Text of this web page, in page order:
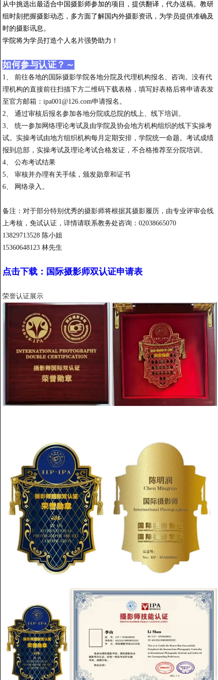
从中挑选出最适合中国摄影师参加的项目，提供翻译，代办送稿。教研
组时刻把握摄影动态，多方面了解国内外摄影资讯，为学员提供准确及
时的摄影讯息。
学院将为学员打造个人名片强势助力！
如何参与认证？～
1、 前往各地的国际摄影学院各地分院及代理机构报名、咨询。没有代
理机构的直接前往扫描下方二维码下载表格，填写好表格后将申请表发
至官方邮箱：ipa001@126.com申请报名。
2、 通过审核后报名参加各地分院或总院的线上、线下培训。
3、 统一参加网络理论考试及由学院及协会地方机构组织的线下实操考
试。实操考试由地方组织机构每月定期安排，学院统一命题。考试成绩
报到总部，实操考试及理论考试合格发证，不合格推荐至分院培训。
4、 公布考试结果
5、 审核并办理有关手续，颁发勋章和证书
6、 网络录入。
备注：对于部分特别优秀的摄影师将根据其摄影履历，由专业评审会线
上考核，免试认证，详情请联系教务处咨询：02038665070
13829713528 陈小姐
15360648123 林先生
点击下载：国际摄影师双认证申请表
荣誉认证展示